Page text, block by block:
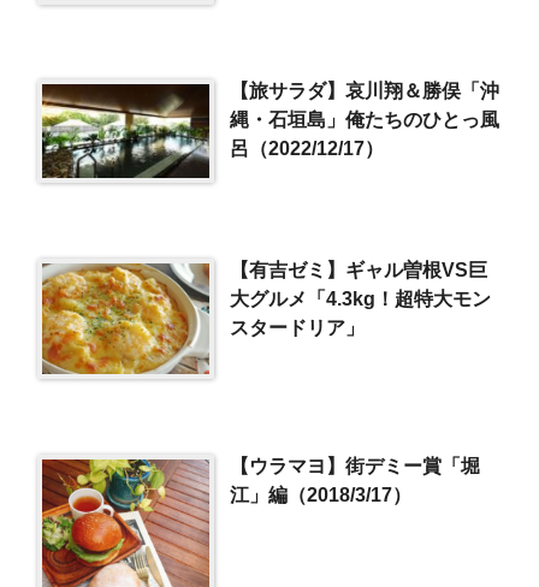
【旅サラダ】哀川翔＆勝俣「沖
縄・石垣島」俺たちのひとっ風
呂（2022/12/17）
【有吉ゼミ】ギャル曽根VS巨
大グルメ「4.3kg！超特大モン
スタードリア」
【ウラマヨ】街デミー賞「堀
江」編（2018/3/17）